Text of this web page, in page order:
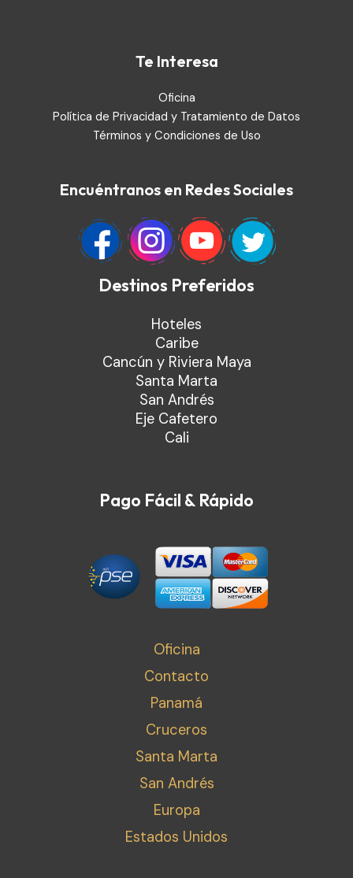
Te Interesa
Oficina
Política de Privacidad y Tratamiento de Datos
Términos y Condiciones de Uso
Encuéntranos en Redes Sociales
Destinos Preferidos
Hoteles
Caribe
Cancún y Riviera Maya
Santa Marta
San Andrés
Eje Cafetero
Cali
Pago Fácil & Rápido
Oficina
Contacto
Panamá
Cruceros
Santa Marta
San Andrés
Europa
Estados Unidos